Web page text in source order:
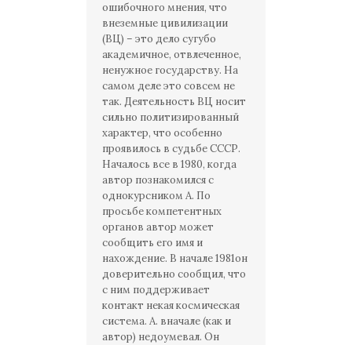
ошибочного мнения, что
внеземные цивилизации
(ВЦ) – это дело сугубо
академичное, отвлеченное,
ненужное государству. На
самом деле это совсем не
так. Деятельность ВЦ носит
сильно политизированный
характер, что особенно
проявилось в судьбе СССР.
Началось все в 1980, когда
автор познакомился с
однокурсником А. По
просьбе компетентных
органов автор может
сообщить его имя и
нахождение. В начале 1981он
доверительно сообщил, что
с ним поддерживает
контакт некая космическая
система. А. вначале (как и
автор) недоумевал. Он